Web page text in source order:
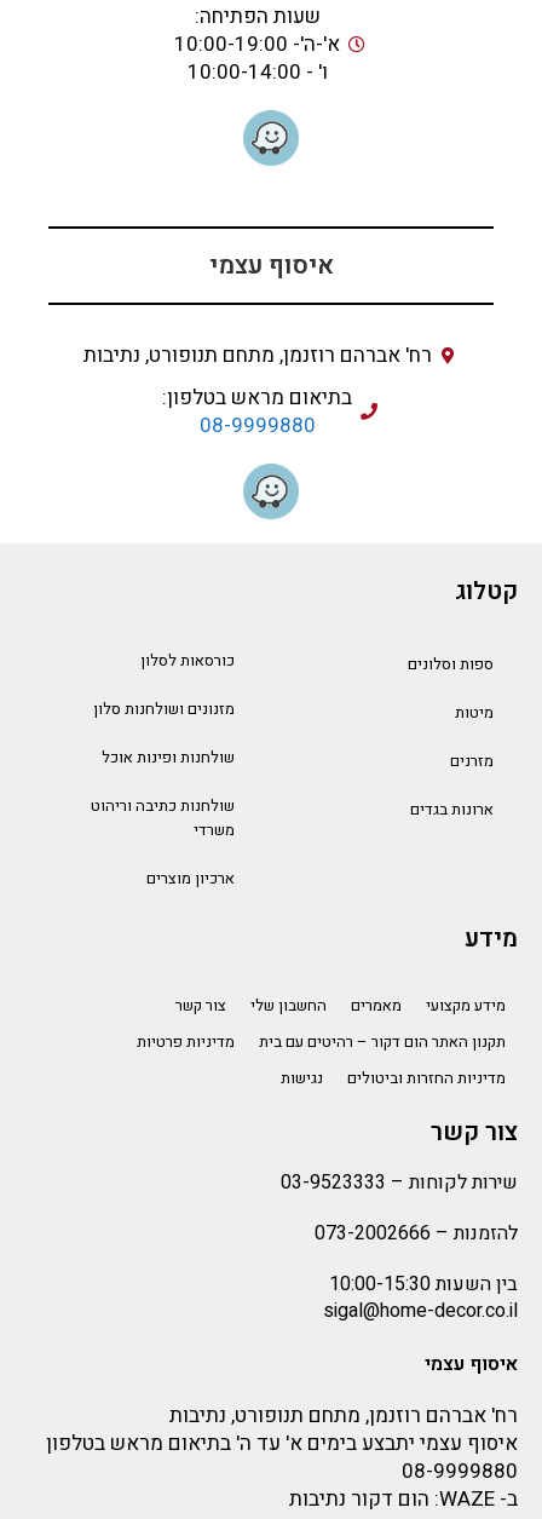
שעות הפתיחה:
א'-ה'- 10:00-19:00
ו' - 10:00-14:00
איסוף עצמי
רח' אברהם רוזנמן, מתחם תנופורט, נתיבות
בתיאום מראש בטלפון:
08-9999880
קטלוג
ספות וסלונים
מיטות
מזרנים
ארונות בגדים
כורסאות לסלון
מזנונים ושולחנות סלון
שולחנות ופינות אוכל
שולחנות כתיבה וריהוט
משרדי
ארכיון מוצרים
מידע
מידע מקצועי מאמרים החשבון שלי
צור קשר
תקנון האתר הום דקור – רהיטים עם בית
מדיניות פרטיות
מדיניות החזרות וביטולים
נגישות
צור קשר
שירות לקוחות – 03-9523333
להזמנות – 073-2002666
בין השעות 10:00-15:30
sigal@home-decor.co.il
איסוף עצמי
רח' אברהם רוזנמן, מתחם תנופורט, נתיבות
איסוף עצמי יתבצע בימים א' עד ה' בתיאום מראש בטלפון
08-9999880
ב- WAZE: הום דקור נתיבות